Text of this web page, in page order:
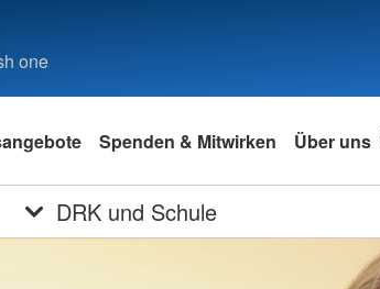
one
Spenden & Mitwirken Über uns
DRK und Schule